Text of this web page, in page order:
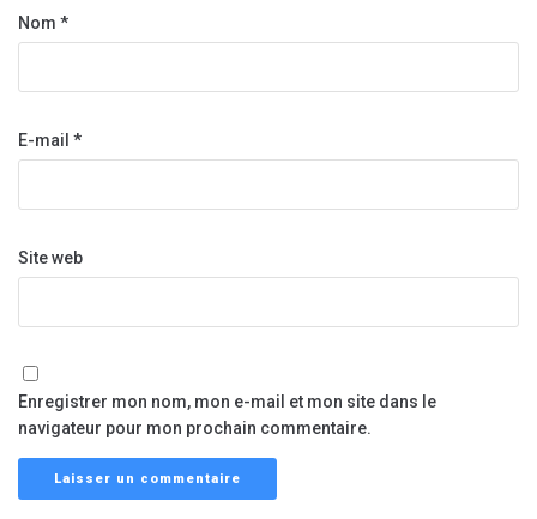
Nom *
E-mail *
Site web
Enregistrer mon nom, mon e-mail et mon site dans le
navigateur pour mon prochain commentaire.